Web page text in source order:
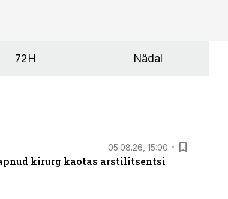
72H Nädal
05.08.26, 15:00
kirurg kaotas arstilitsentsi